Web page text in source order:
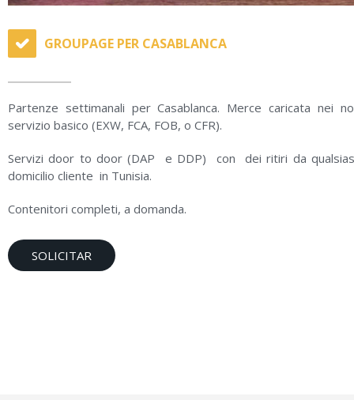
GROUPAGE PER CASABLANCA
Partenze settimanali per Casablanca. Merce caricata nei
servizio basico (EXW, FCA, FOB, o CFR).
Servizi door to door (DAP e DDP) con dei ritiri da
domicilio cliente in Tunisia.
Contenitori completi, a domanda.
SOLICITAR